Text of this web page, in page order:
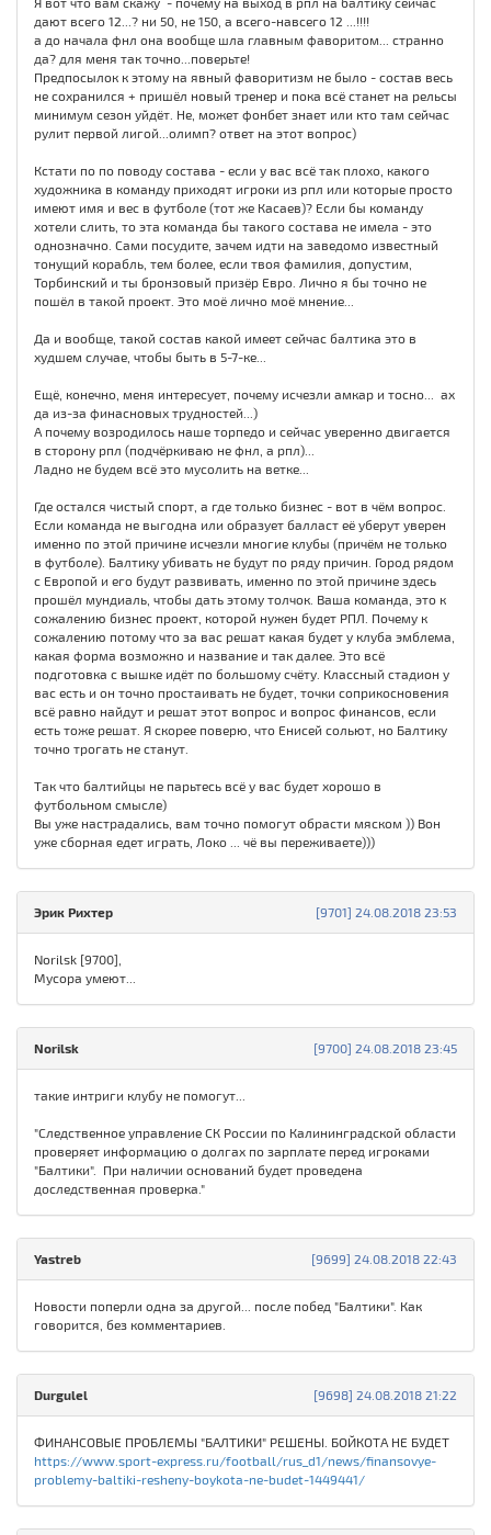
дают всего 12...? ни 50, не 150, а всего-навсего 12 ...!!!!
а до начала фнл она вообще шла главным фаворитом... странно
да? для меня так точно...поверьте!
Предпосылок к этому на явный фаворитизм не было - состав весь
не сохранился + пришёл новый тренер и пока всё станет на рельсы
минимум сезон уйдёт. Не, может фонбет знает или кто там сейчас
рулит первой лигой...олимп? ответ на этот вопрос)
Кстати по по поводу состава - если у вас всё так плохо, какого
художника в команду приходят игроки из рпл или которые просто
имеют имя и вес в футболе (тот же Касаев)? Если бы команду
хотели слить, то эта команда бы такого состава не имела - это
однозначно. Сами посудите, зачем идти на заведомо известный
тонущий корабль, тем более, если твоя фамилия, допустим,
Торбинский и ты бронзовый призёр Евро. Лично я бы точно не
пошёл в такой проект. Это моё лично моё мнение...
Да и вообще, такой состав какой имеет сейчас балтика это в
худшем случае, чтобы быть в 5-7-ке...
Ещё, конечно, меня интересует, почему исчезли амкар и тосно... ах
да из-за финасновых трудностей...)
А почему возродилось наше торпедо и сейчас уверенно двигается
в сторону рпл (подчёркиваю не фнл, а рпл)...
Ладно не будем всё это мусолить на ветке...
Где остался чистый спорт, а где только бизнес - вот в чём вопрос.
Если команда не выгодна или образует балласт её уберут уверен
именно по этой причине исчезли многие клубы (причём не только
в футболе). Балтику убивать не будут по ряду причин. Город рядом
с Европой и его будут развивать, именно по этой причине здесь
прошёл мундиаль, чтобы дать этому толчок. Ваша команда, это к
сожалению бизнес проект, которой нужен будет РПЛ. Почему к
сожалению потому что за вас решат какая будет у клуба эмблема,
какая форма возможно и название и так далее. Это всё
подготовка с вышке идёт по большому счёту. Классный стадион у
вас есть и он точно простаивать не будет, точки соприкосновения
всё равно найдут и решат этот вопрос и вопрос финансов, если
есть тоже решат. Я скорее поверю, что Енисей сольют, но Балтику
точно трогать не станут.
Так что балтийцы не парьтесь всё у вас будет хорошо в
футбольном смысле)
Вы уже настрадались, вам точно помогут обрасти мяском )) Вон
уже сборная едет играть, Локо ... чё вы переживаете)))
[9701] 24.08.2018 23:53
Эрик Рихтер
Norilsk [9700],
Мусора умеют...
[9700] 24.08.2018 23:45
Norilsk
такие интриги клубу не помогут...
"Следственное управление СК России по Калининградской области
проверяет информацию о долгах по зарплате перед игроками
"Балтики". При наличии оснований будет проведена
доследственная проверка."
[9699] 24.08.2018 22:43
Yastreb
Новости поперли одна за другой... после побед "Балтики". Как
говорится, без комментариев.
[9698] 24.08.2018 21:22
Durgulel
ФИНАНСОВЫЕ ПРОБЛЕМЫ "БАЛТИКИ" РЕШЕНЫ. БОЙКОТА НЕ БУДЕТ
https://www.sport-express.ru/football/rus_d1/news/finansovye-
problemy-baltiki-resheny-boykota-ne-budet-1449441/